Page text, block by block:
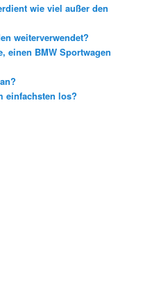
wie viel außer den
weiterverwendet?
einen BMW Sportwagen
einfachsten los?